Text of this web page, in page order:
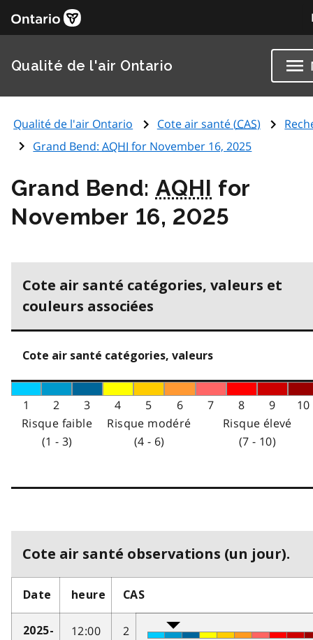
Qualité de l'air Ontario
Qualité de l'air Ontario Cote air santé (CAS)
Grand Bend:AQHI for November 16, 2025
Grand Bend: AQHI for
November 16, 2025
Cote air santé catégories, valeurs et
couleurs associées
Cote air santé catégories, valeurs
1 2 3 4 5 6 7 8 9
10
Risque faible
(1 - 3)
Risque modéré
(4 - 6)
Risque élevé
(7 - 10)
Cote air santé observations (un jour).
Date heure CAS
2025-
12:00
2